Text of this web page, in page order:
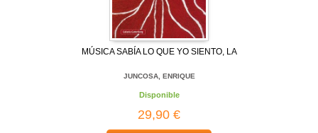
MÚSICA SABÍA LO QUE YO SIENTO, LA
JUNCOSA, ENRIQUE
Disponible
29,90 €